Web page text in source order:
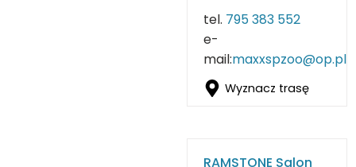
tel. 795 383 552
e-
mail:maxxspzoo@op.pl
Wyznacz trasę
RAMSTONE Salon